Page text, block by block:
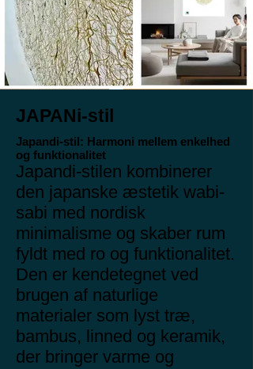
JAPANi-stil
Japandi-stil: Harmoni mellem enkelhed
og funktionalitet
Japandi-stilen kombinerer
den japanske æstetik wabi-
sabi med nordisk
minimalisme og skaber rum
fyldt med ro og funktionalitet.
Den er kendetegnet ved
brugen af naturlige
materialer som lyst træ,
bambus, linned og keramik,
der bringer varme og